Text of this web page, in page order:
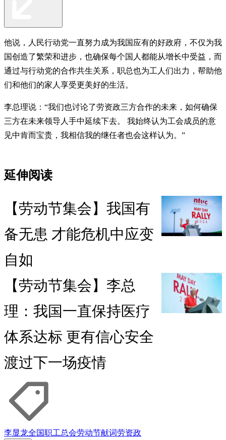
他说，人民行动党一直努力成为我国应有的好政府，不仅为我
国创造了繁荣和进步，也确保每个国人都能从增长中受益，而
通过与行动党的合作共生关系，职总也为工人们出力，帮助他
们和他们的家人享受更美好的生活。
李总理说：“我们也讨论了劳资政三方合作的未来，如何确保
三方在未来领导人手中延续下去。 我始终认为工会成员的意
见中肯而宝贵，我相信我的继任者也会这样认为。”
延伸阅读
【劳动节集会】我国有
备无患 才能危机中应变
自如
【劳动节集会】李总
理：我国一直保持医疗
体系达标 更有信心安全
渡过下一场疫情
李显龙全国职工总会劳动节献词劳资政